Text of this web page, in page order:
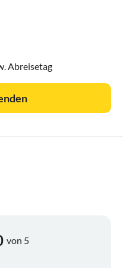
Abreisetag
von 5